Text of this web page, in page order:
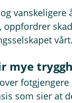
vanskeligere
vårt.
mye
som sier at